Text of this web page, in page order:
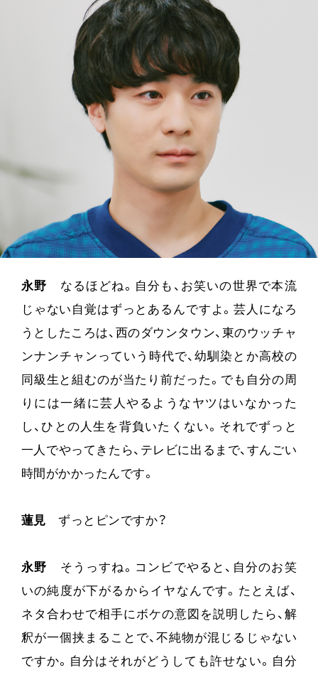
永野 なるほどね。自分も、お笑いの世界で本流
じゃない自覚はずっとあるんですよ。芸人になろ
うとしたころは、西のダウンタウン、東のウッチャ
ンナンチャンっていう時代で、幼馴染とか高校の
同級生と組むのが当たり前だった。でも自分の周
りには一緒に芸人やるようなヤツはいなかった
し、ひとの人生を背負いたくない。それでずっと
一人でやってきたら、テレビに出るまで、すんごい
時間がかかったんです。
蓮見 ずっとピンですか？
永野 そうっすね。コンビでやると、自分のお笑
いの純度が下がるからイヤなんです。たとえば、
ネタ合わせで相手にボケの意図を説明したら、解
釈が一個挟まることで、不純物が混じるじゃない
ですか。自分はそれがどうしても許せない。自分